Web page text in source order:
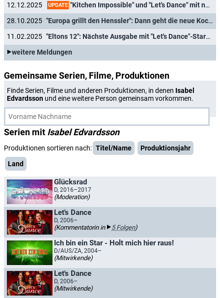
12.12.2025
UPDATE "Kitchen Impossible" und "Let's Dance" mit neuen Weihnachts-Specials
28.10.2025
"Europa grillt den Henssler": Dann geht die neue Kochshow mit Steffen Henssler an den Start
11.02.2025
"Eltons 12": Nächste Ausgabe mit "Let's Dance"-Stars terminiert
weitere Meldungen
Gemeinsame Serien, Filme, Produktionen
Finde Serien, Filme und anderen Produktionen, in denen Isabel
Edvardsson und eine weitere Person gemeinsam vorkommen.
Serien mit Isabel Edvardsson
Produktionen sortieren nach: Titel/Name
Produktionsjahr
Land
Glücksrad
D, 2016–2017
(Moderation)
Let's Dance
D, 2006–
(Kommentatorin in 5 Folgen)
Ich bin ein Star - Holt mich hier raus!
D/AUS/ZA, 2004–
(Mitwirkende)
Let's Dance
D, 2006–
(Mitwirkende)